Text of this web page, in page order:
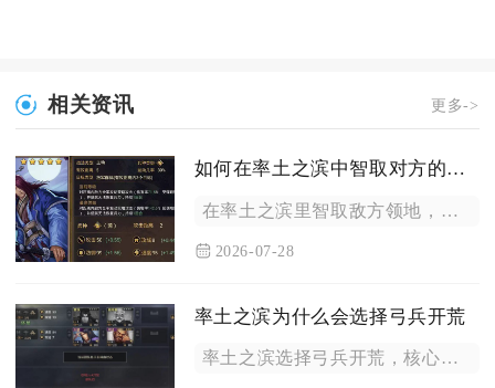
相关资讯 更多->
如何在率土之滨中智取对方的领地
在率土之滨里智取敌方领地，核心思路是依靠断链封锁、声东击西战...
2026-07-28
率土之滨为什么会选择弓兵开荒
率土之滨选择弓兵开荒，核心在于其低战损、远距输出、克制骑兵、...